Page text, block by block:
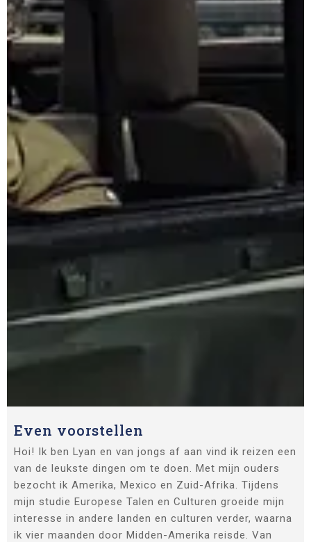
Even voorstellen
Hoi! Ik ben Lyan en van jongs af aan vind ik reizen een
van de leukste dingen om te doen. Met mijn ouders
bezocht ik Amerika, Mexico en Zuid-Afrika. Tijdens
mijn studie Europese Talen en Culturen groeide mijn
interesse in andere landen en culturen verder, waarna
ik vier maanden door Midden-Amerika reisde. Van